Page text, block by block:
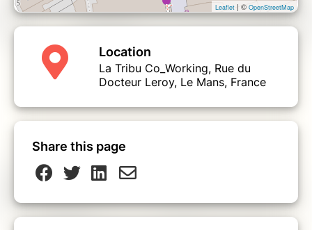
Leaflet | © OpenStreetMap
Location
La Tribu Co_Working, Rue du
Docteur Leroy, Le Mans, France
Share this page